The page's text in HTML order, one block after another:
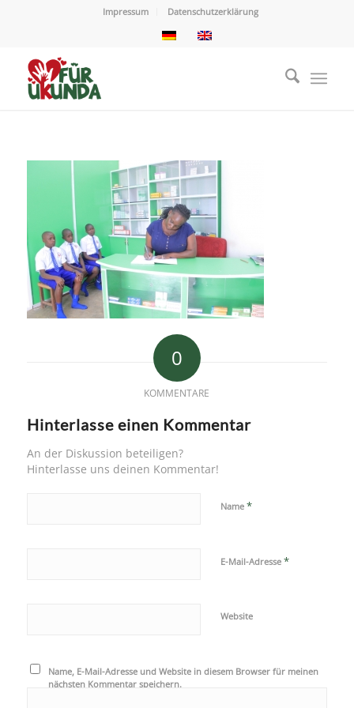
Impressum Datenschutzerklärung
0
KOMMENTARE
Hinterlasse einen Kommentar
An der Diskussion beteiligen?
Hinterlasse uns deinen Kommentar!
Name *
E-Mail-Adresse *
Website
Name, E-Mail-Adresse und Website in diesem Browser für meinen
nächsten Kommentar speichern.